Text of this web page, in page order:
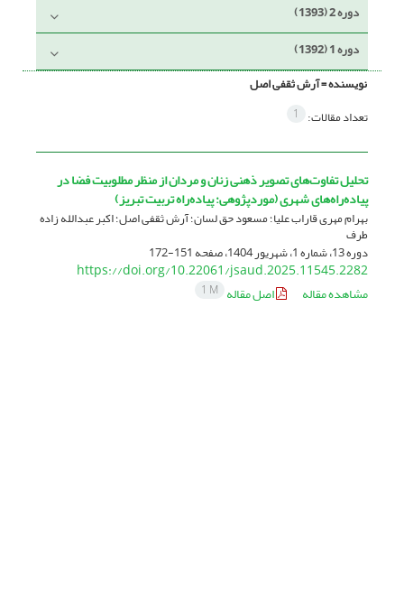
دوره 2 (1393)
دوره 1 (1392)
نویسنده =آرش ثقفی اصل
تعداد مقالات: 1
تحلیل تفاوت‌های تصویر ذهنی زنان و مردان از منظر مطلوبیت فضا در
پیاده‌راه‌های شهری (موردپژوهی: پیاده‌راه تربیت تبریز)
بهرام مهری قاراب علیا؛ مسعود حق لسان؛ آرش ثقفی اصل؛ اکبر عبدالله زاده
طرف
دوره 13، شماره 1، شهریور 1404، صفحه 151-172
https://doi.org/10.22061/jsaud.2025.11545.2282
مشاهده مقاله
اصل مقاله 1 M